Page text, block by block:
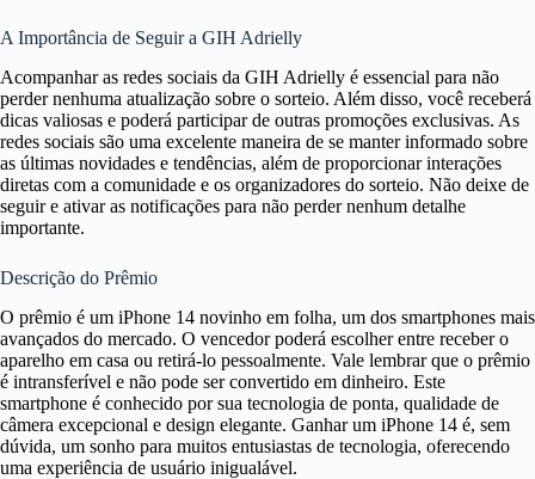
A Importância de Seguir a GIH Adrielly
Acompanhar as redes sociais da GIH Adrielly é essencial para não
perder nenhuma atualização sobre o sorteio. Além disso, você receberá
dicas valiosas e poderá participar de outras promoções exclusivas. As
redes sociais são uma excelente maneira de se manter informado sobre
as últimas novidades e tendências, além de proporcionar interações
diretas com a comunidade e os organizadores do sorteio. Não deixe de
seguir e ativar as notificações para não perder nenhum detalhe
importante.
Descrição do Prêmio
O prêmio é um iPhone 14 novinho em folha, um dos smartphones mais
avançados do mercado. O vencedor poderá escolher entre receber o
aparelho em casa ou retirá-lo pessoalmente. Vale lembrar que o prêmio
é intransferível e não pode ser convertido em dinheiro. Este
smartphone é conhecido por sua tecnologia de ponta, qualidade de
câmera excepcional e design elegante. Ganhar um iPhone 14 é, sem
dúvida, um sonho para muitos entusiastas de tecnologia, oferecendo
uma experiência de usuário inigualável.